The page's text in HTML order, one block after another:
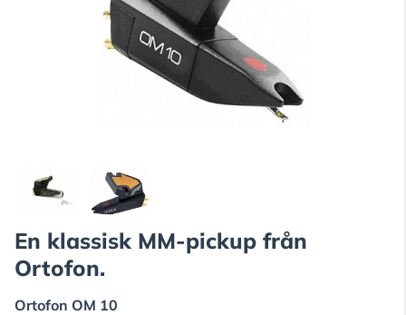
En klassisk MM-pickup från
Ortofon.
Ortofon OM 10